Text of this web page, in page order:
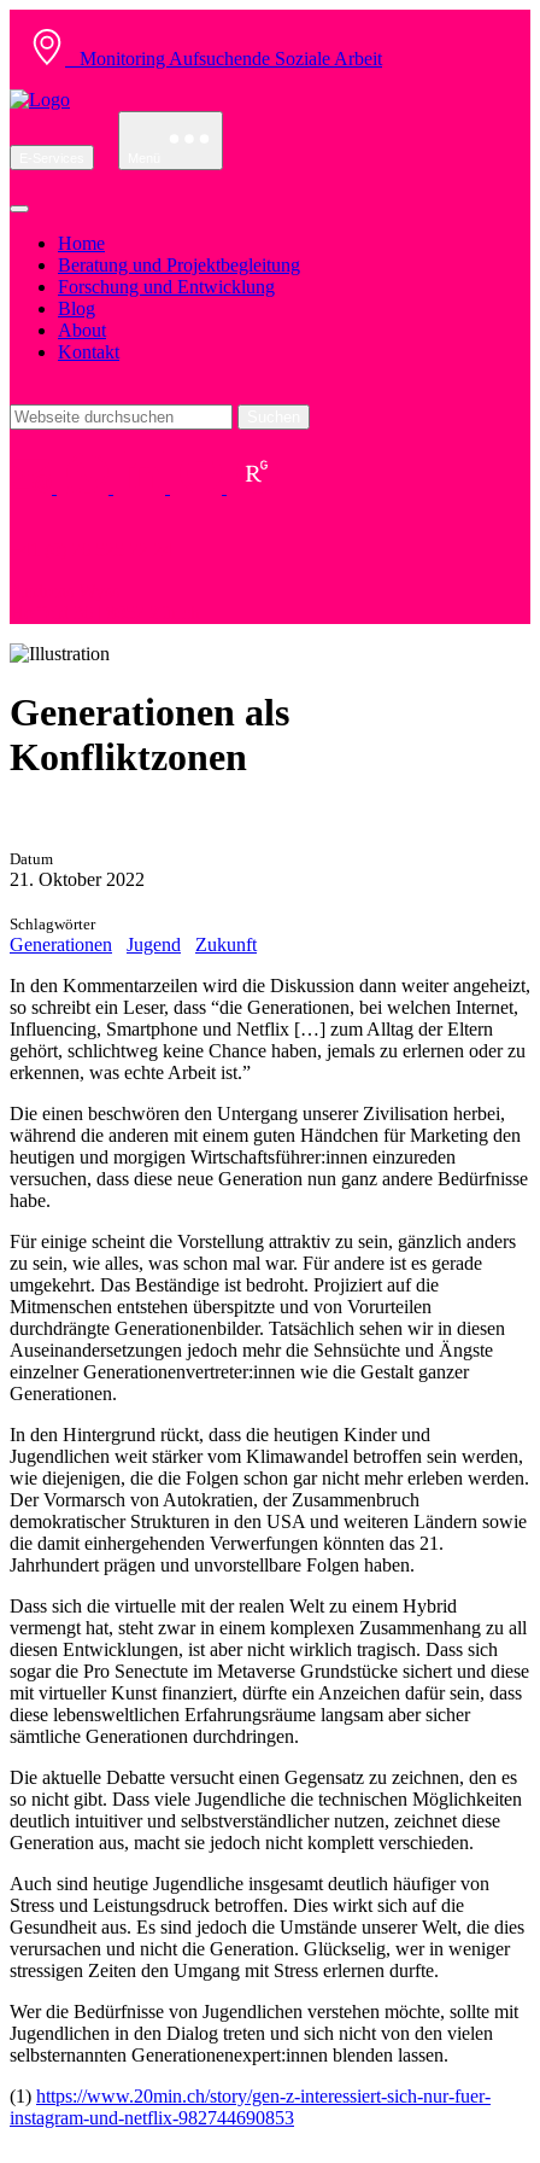
Monitoring Aufsuchende Soziale Arbeit
Home
Beratung und Projektbegleitung
Forschung und Entwicklung
Blog
About
Kontakt
Generationen als
Konfliktzonen
Datum
21. Oktober 2022
Schlagwörter
Generationen Jugend
Zukunft
In den Kommentarzeilen wird die Diskussion dann weiter angeheizt,
so schreibt ein Leser, dass “die Generationen, bei welchen Internet,
Influencing, Smartphone und Netflix […] zum Alltag der Eltern
gehört, schlichtweg keine Chance haben, jemals zu erlernen oder zu
erkennen, was echte Arbeit ist.”
Die einen beschwören den Untergang unserer Zivilisation herbei,
während die anderen mit einem guten Händchen für Marketing den
heutigen und morgigen Wirtschaftsführer:innen einzureden
versuchen, dass diese neue Generation nun ganz andere Bedürfnisse
habe.
Für einige scheint die Vorstellung attraktiv zu sein, gänzlich anders
zu sein, wie alles, was schon mal war. Für andere ist es gerade
umgekehrt. Das Beständige ist bedroht. Projiziert auf die
Mitmenschen entstehen überspitzte und von Vorurteilen
durchdrängte Generationenbilder. Tatsächlich sehen wir in diesen
Auseinandersetzungen jedoch mehr die Sehnsüchte und Ängste
einzelner Generationenvertreter:innen wie die Gestalt ganzer
Generationen.
In den Hintergrund rückt, dass die heutigen Kinder und
Jugendlichen weit stärker vom Klimawandel betroffen sein werden,
wie diejenigen, die die Folgen schon gar nicht mehr erleben werden.
Der Vormarsch von Autokratien, der Zusammenbruch
demokratischer Strukturen in den USA und weiteren Ländern sowie
die damit einhergehenden Verwerfungen könnten das 21.
Jahrhundert prägen und unvorstellbare Folgen haben.
Dass sich die virtuelle mit der realen Welt zu einem Hybrid
vermengt hat, steht zwar in einem komplexen Zusammenhang zu all
diesen Entwicklungen, ist aber nicht wirklich tragisch. Dass sich
sogar die Pro Senectute im Metaverse Grundstücke sichert und diese
mit virtueller Kunst finanziert, dürfte ein Anzeichen dafür sein, dass
diese lebensweltlichen Erfahrungsräume langsam aber sicher
sämtliche Generationen durchdringen.
Die aktuelle Debatte versucht einen Gegensatz zu zeichnen, den es
so nicht gibt. Dass viele Jugendliche die technischen Möglichkeiten
deutlich intuitiver und selbstverständlicher nutzen, zeichnet diese
Generation aus, macht sie jedoch nicht komplett verschieden.
Auch sind heutige Jugendliche insgesamt deutlich häufiger von
Stress und Leistungsdruck betroffen. Dies wirkt sich auf die
Gesundheit aus. Es sind jedoch die Umstände unserer Welt, die dies
verursachen und nicht die Generation. Glückselig, wer in weniger
stressigen Zeiten den Umgang mit Stress erlernen durfte.
Wer die Bedürfnisse von Jugendlichen verstehen möchte, sollte mit
Jugendlichen in den Dialog treten und sich nicht von den vielen
selbsternannten Generationenexpert:innen blenden lassen.
(1) https://www.20min.ch/story/gen-z-interessiert-sich-nur-fuer-
instagram-und-netflix-982744690853